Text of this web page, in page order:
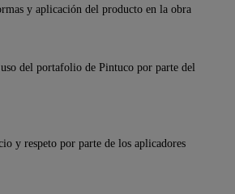
y aplicación del producto en la obra
del portafolio de Pintuco por parte del
y respeto por parte de los aplicadores